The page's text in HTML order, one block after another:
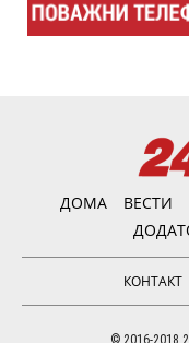
ДОМА ВЕСТИ
КОНТАКТ
© 2016-2018